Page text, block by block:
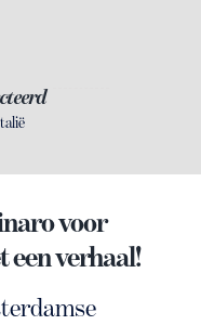
voor
verhaal!